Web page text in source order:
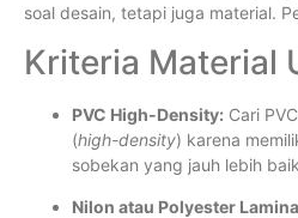
soal desain, tetapi juga material.
Kriteria Material
PVC High-Density: Cari
(high-density) karena
sobekan yang jauh lebih
Nilon atau Polyester